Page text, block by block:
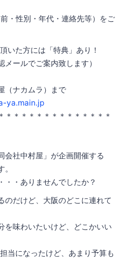
性別・年代・連絡先等）をご
いた方には「特典」あり！
ールでご案内致します）
（ナカムラ）まで
ya.main.jp
＊＊＊＊＊＊＊＊＊＊＊＊＊＊
会社中村屋」が企画開催する
・・ありませんでしたか？
のだけど、大阪のどこに連れて
を味わいたいけど、どこかいい
当になったけど、あまり予算も